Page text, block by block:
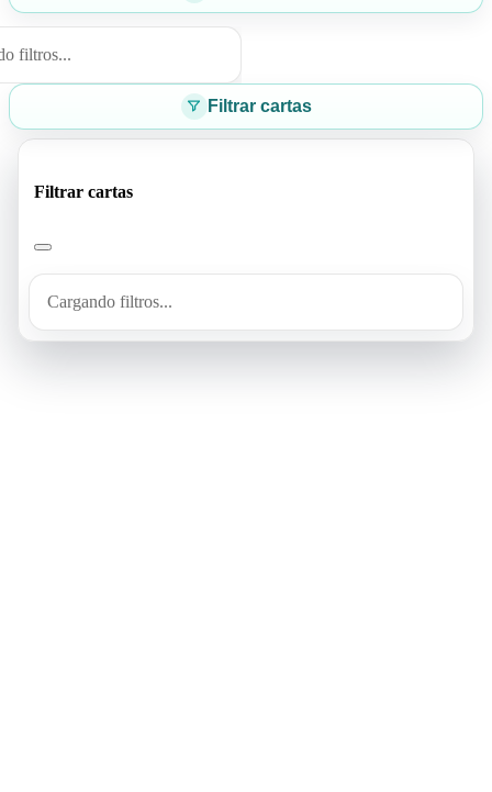
filtros...
Filtrar cartas
Filtrar cartas
Cargando filtros...